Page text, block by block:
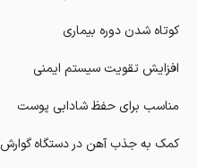
کوتاه شدن دوره بیماری
افزایش تقویت سیستم ایمنی
مناسب برای حفظ شادابی پوست
کمک به جذب آهن در دستگاه گوارش